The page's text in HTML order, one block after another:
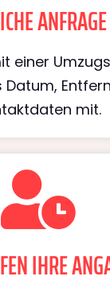
einer
Datum,
mit.
IHRE